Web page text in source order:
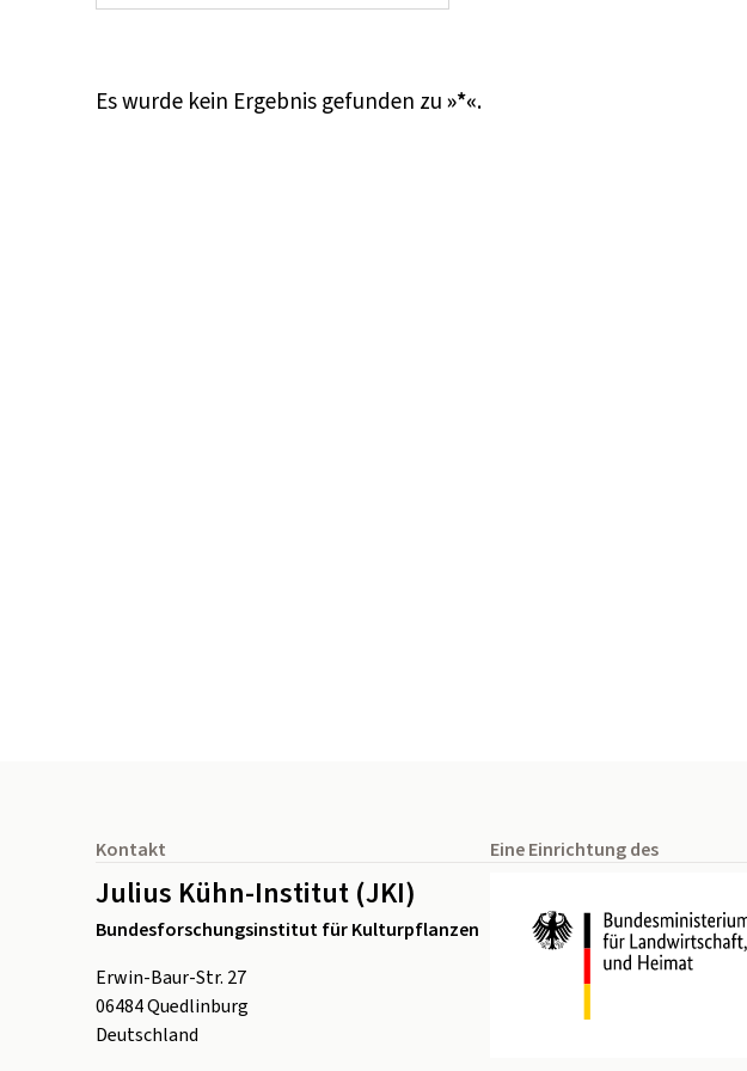
Es wurde kein Ergebnis gefunden zu»*«.
Kontakt
Julius Kühn-Institut (JKI)
Bundesforschungsinstitut für Kulturpflanzen
Erwin-Baur-Str. 27
06484Quedlinburg
Deutschland
Eine Einrichtung des